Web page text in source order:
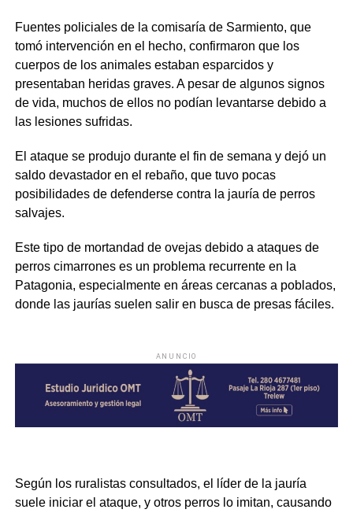
Fuentes policiales de la comisaría de Sarmiento, que
tomó intervención en el hecho, confirmaron que los
cuerpos de los animales estaban esparcidos y
presentaban heridas graves. A pesar de algunos signos
de vida, muchos de ellos no podían levantarse debido a
las lesiones sufridas.
El ataque se produjo durante el fin de semana y dejó un
saldo devastador en el rebaño, que tuvo pocas
posibilidades de defenderse contra la jauría de perros
salvajes.
Este tipo de mortandad de ovejas debido a ataques de
perros cimarrones es un problema recurrente en la
Patagonia, especialmente en áreas cercanas a poblados,
donde las jaurías suelen salir en busca de presas fáciles.
ANUNCIO
Según los ruralistas consultados, el líder de la jauría
suele iniciar el ataque, y otros perros lo imitan, causando